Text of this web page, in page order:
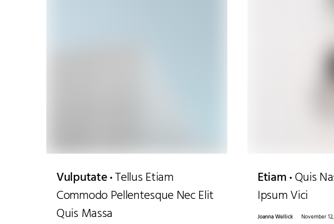
Vulputate Tellus Etiam
Commodo Pellentesque Nec Elit
Quis Massa
Etiam Quis
Ipsum Vici
Joanna Wellick
November